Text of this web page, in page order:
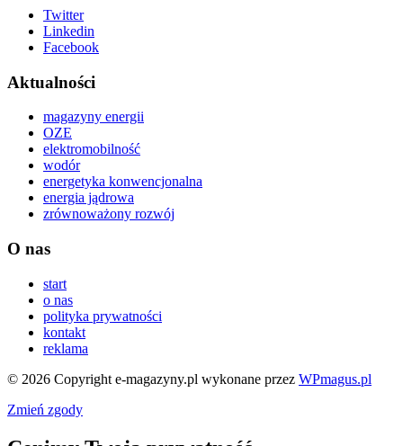
Twitter
Linkedin
Facebook
Aktualności
magazyny energii
OZE
elektromobilność
wodór
energetyka konwencjonalna
energia jądrowa
zrównoważony rozwój
O nas
start
o nas
polityka prywatności
kontakt
reklama
© 2026 Copyright e-magazyny.pl wykonane przez WPmagus.pl
Zmień zgody